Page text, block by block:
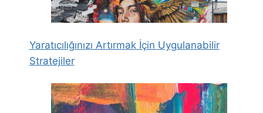
Yaratıcılığınızı Artırmak İçin Uygulanabilir
Stratejiler